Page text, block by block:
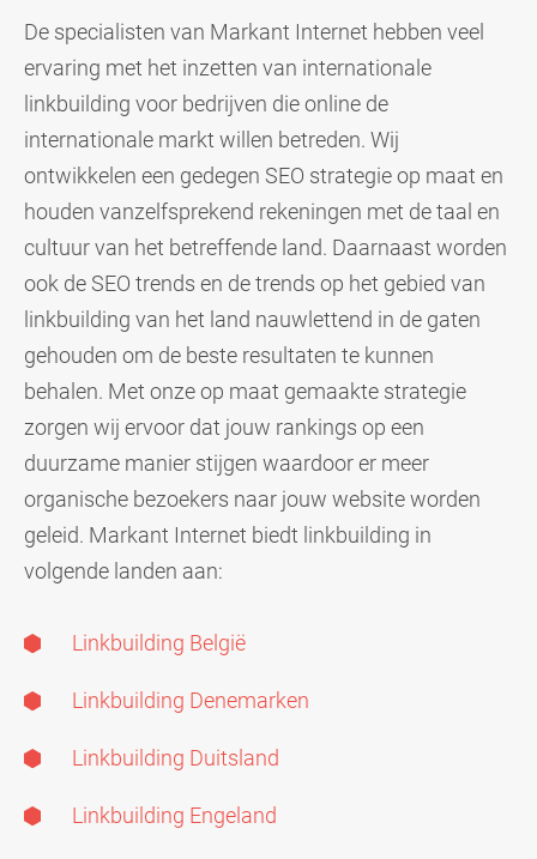
De specialisten van Markant Internet hebben veel
ervaring met het inzetten van internationale
linkbuilding voor bedrijven die online de
internationale markt willen betreden. Wij
ontwikkelen een gedegen SEO strategie op maat en
houden vanzelfsprekend rekeningen met de taal en
cultuur van het betreffende land. Daarnaast worden
ook de SEO trends en de trends op het gebied van
linkbuilding van het land nauwlettend in de gaten
gehouden om de beste resultaten te kunnen
behalen. Met onze op maat gemaakte strategie
zorgen wij ervoor dat jouw rankings op een
duurzame manier stijgen waardoor er meer
organische bezoekers naar jouw website worden
geleid. Markant Internet biedt linkbuilding in
volgende landen aan:
Linkbuilding België
Linkbuilding Denemarken
Linkbuilding Duitsland
Linkbuilding Engeland